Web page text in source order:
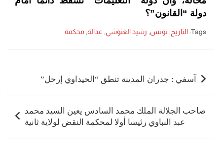
دولة “القانون”؟
Tags: التاريخ, تونس, رشيد الغنوشي, عدالة, محكمة
المقالاتآسفي : جدران المدينة تنطق “الحيداوي إرحل”
صاحب الجلالة الملك محمد السادس يعين السيد محمد
عبد النباوي رئيسا أولا لمحكمة النقض لولاية ثانية